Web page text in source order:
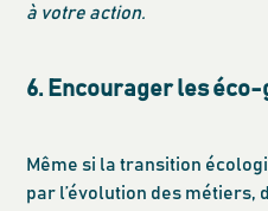
à votre action.
6. Encourager les
Même si la transition
par l’évolution des métiers,